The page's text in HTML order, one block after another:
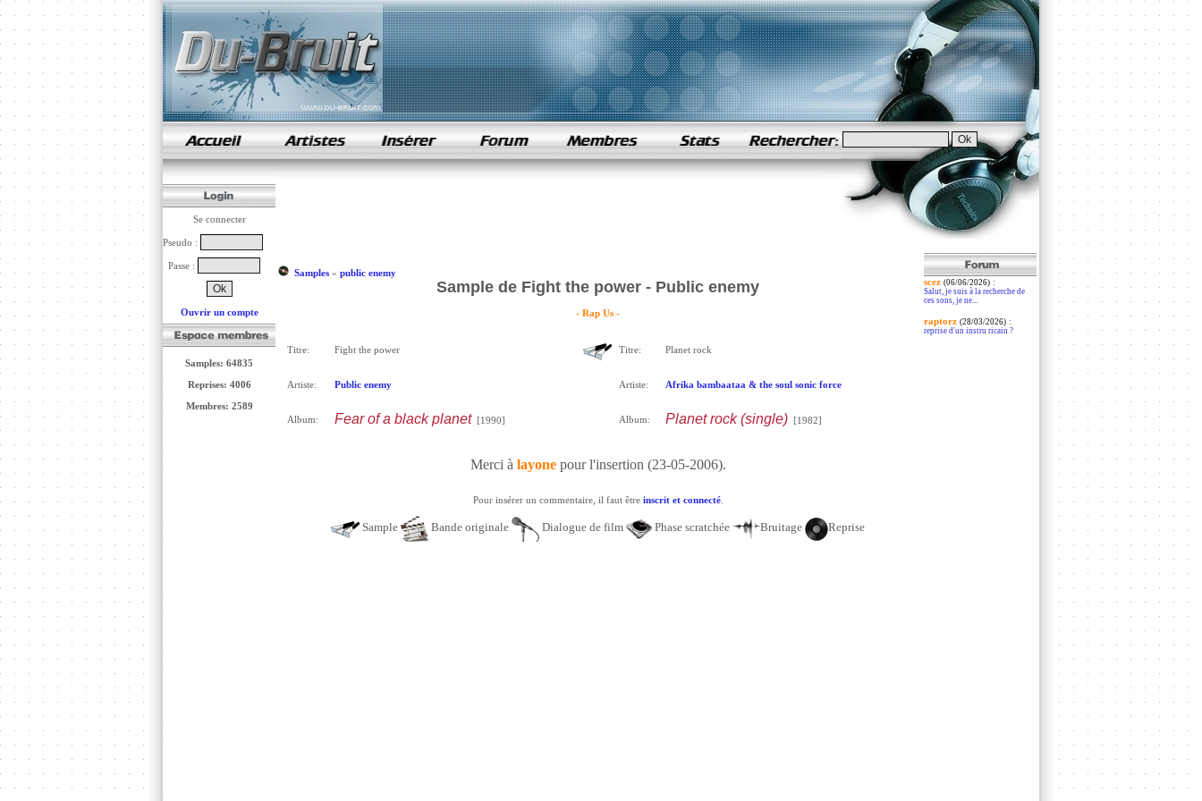
samples de rap
Se connecter
Pseudo :
Passe :
Ouvrir un compte
Samples: 64835
Reprises: 4006
Membres: 2589
Samples» public enemy
Sample de Fight the power - Public enemy
- Rap Us -
Titre: Fight the power
Artiste: Public enemy
Album: Fear of a black planet[1990]
Titre: Planet rock
Artiste: Afrika bambaataa & the soul sonic force
Album: Planet rock (single)[1982]
Merci à layonepour l'insertion (23-05-2006).
Pour insérer un commentaire, il faut être inscrit et connecté.
Sample Bande originale Dialogue de film Phase scratchée Bruitage Reprise
scez (06/06/2026):
Salut, je suis à la recherche de
ces sons, je ne...
raptorz (28/03/2026):
reprise d'un instru ricain ?